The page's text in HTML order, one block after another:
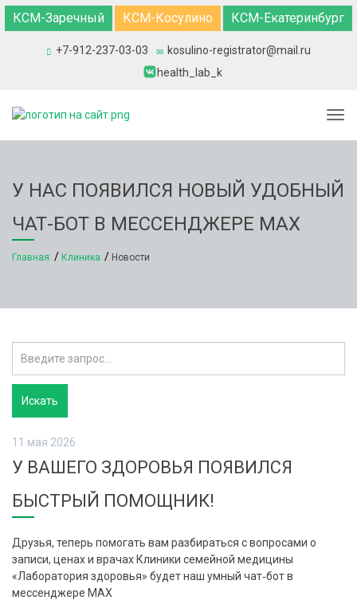
КСМ-Заречный КСМ-Косулино КСМ-Екатеринбург
+7-912-237-03-03
kosulino-registrator@mail.ru
health_lab_k
У НАС ПОЯВИЛСЯ НОВЫЙ УДОБНЫЙ
ЧАТ-БОТ В МЕССЕНДЖЕРЕ MAX
Главная Клиника Новости
11 мая 2026
У ВАШЕГО ЗДОРОВЬЯ ПОЯВИЛСЯ
БЫСТРЫЙ ПОМОЩНИК!
Друзья, теперь помогать вам разбираться с вопросами о
записи, ценах и врачах Клиники семейной медицины
«Лаборатория здоровья» будет наш умный чат‑бот в
мессенджере MAX